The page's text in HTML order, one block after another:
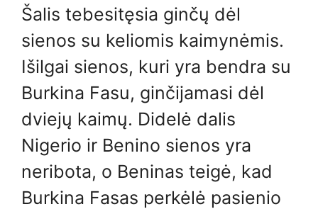
Šalis tebesitęsia ginčų dėl
sienos su keliomis kaimynėmis.
Išilgai sienos, kuri yra bendra su
Burkina Fasu, ginčijamasi dėl
dviejų kaimų. Didelė dalis
Nigerio ir Benino sienos yra
neribota, o Beninas teigė, kad
Burkina Fasas perkėlė pasienio